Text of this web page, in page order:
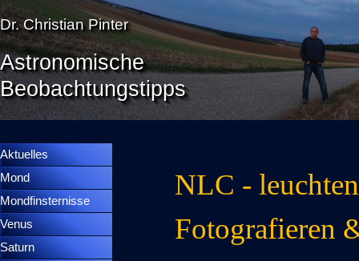
Direkt zum Seiteninhalt
Dr. Christian Pinter
Astronomische
Beobachtungstipps
Aktuelles
Mond
Mondfinsternisse
Venus
Saturn
NLC -
Fotografieren